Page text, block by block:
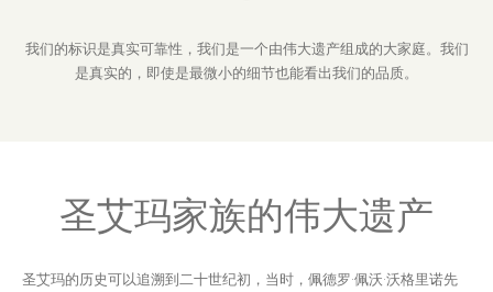
我们的标识是真实可靠性，我们是一个由伟大遗产组成的大家庭。我们
是真实的，即使是最微小的细节也能看出我们的品质。
圣艾玛家族的伟大遗产
圣艾玛的历史可以追溯到二十世纪初，当时，佩德罗·佩沃·沃格里诺先